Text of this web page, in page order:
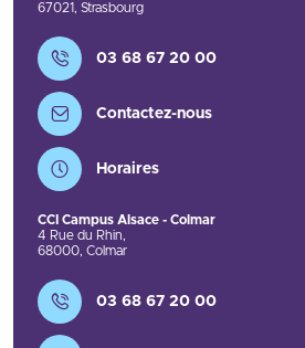
67021, Strasbourg
Contact
03 68 67 20 00
Contactez-nous
Horaires
CCI Campus Alsace - Colmar
4 Rue du Rhin,
68000, Colmar
Contact
03 68 67 20 00